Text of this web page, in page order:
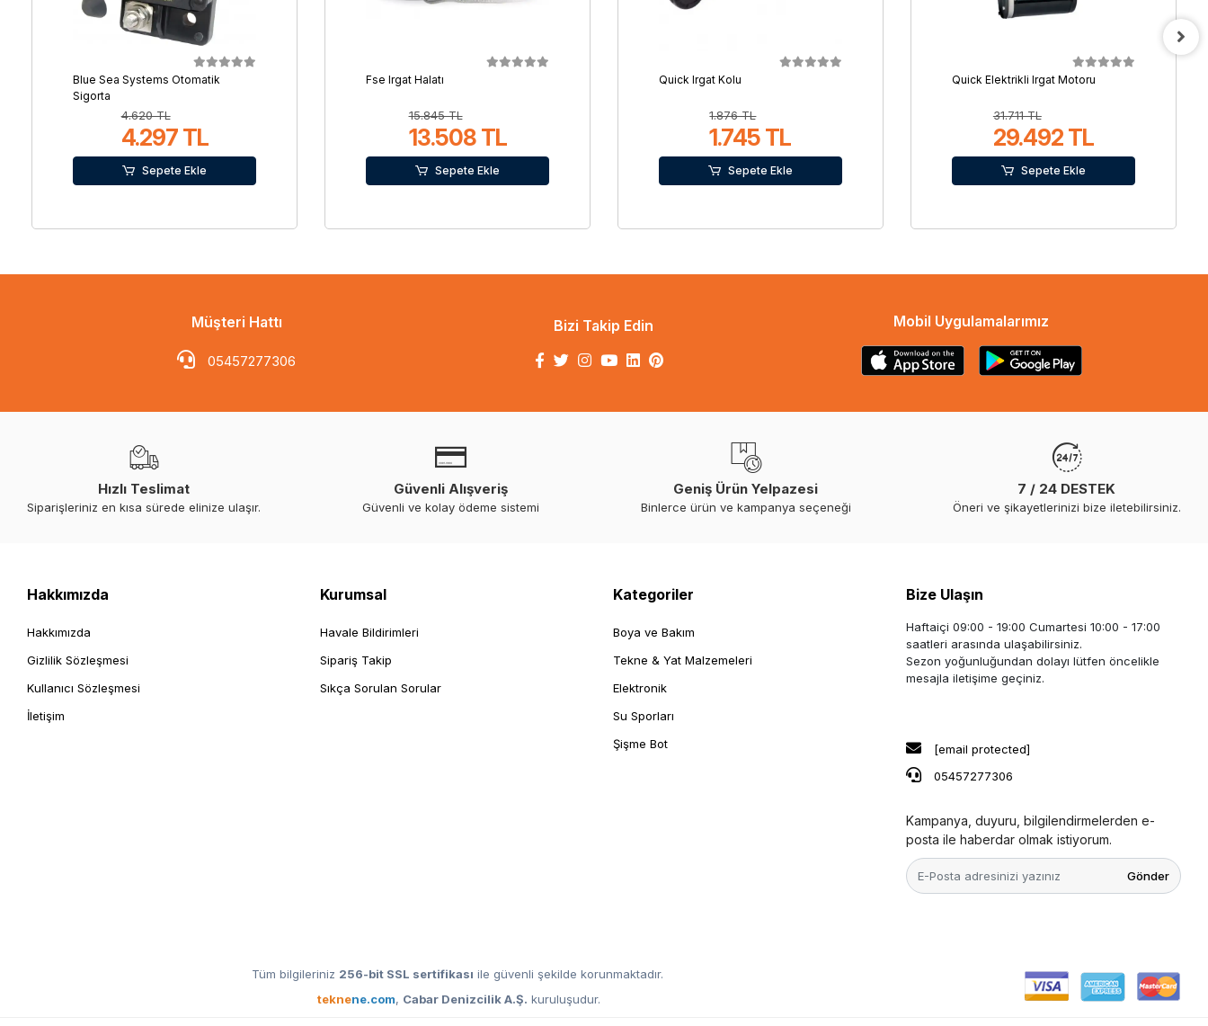
Blue Sea Systems Otomatik
Sigorta
4.620 TL
4.297 TL
Sepete Ekle
Fse Irgat Halatı
15.845 TL
13.508 TL
Sepete Ekle
Quick Irgat Kolu
1.876 TL
1.745 TL
Sepete Ekle
Quick Elektrikli Irgat Motoru
31.711 TL
29.492 TL
Sepete Ekle
Müşteri Hattı
05457277306
Bizi Takip Edin Mobil Uygulamalarımız
Hızlı Teslimat
Siparişleriniz en kısa sürede elinize ulaşır.
Güvenli Alışveriş
Güvenli ve kolay ödeme sistemi
Geniş Ürün Yelpazesi
Binlerce ürün ve kampanya seçeneği
7 / 24 DESTEK
Öneri ve şikayetlerinizi bize iletebilirsiniz.
Hakkımızda
Hakkımızda
Gizlilik Sözleşmesi
Kullanıcı Sözleşmesi
İletişim
Kurumsal
Havale Bildirimleri
Sipariş Takip
Sıkça Sorulan Sorular
Kategoriler
Boya ve Bakım
Tekne & Yat Malzemeleri
Elektronik
Su Sporları
Şişme Bot
Bize Ulaşın
Haftaiçi 09:00 - 19:00 Cumartesi 10:00 - 17:00
saatleri arasında ulaşabilirsiniz.
Sezon yoğunluğundan dolayı lütfen öncelikle
mesajla iletişime geçiniz.
[email protected]
05457277306
Kampanya, duyuru, bilgilendirmelerden e-
posta ile haberdar olmak istiyorum.
Gönder
Tüm bilgileriniz 256-bit SSL sertifikası ile güvenli şekilde korunmaktadır.
teknene.com, Cabar Denizcilik A.Ş. kuruluşudur.